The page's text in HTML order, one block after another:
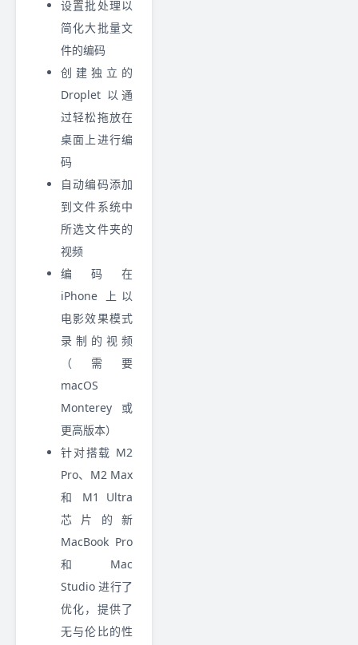
设置批处理以
简化大批量文
件的编码
创建独立的
Droplet 以通
过轻松拖放在
桌面上进行编
码
自动编码添加
到文件系统中
所选文件夹的
视频
编码在
iPhone 上以
电影效果模式
录制的视频
（需要
macOS
Monterey 或
更高版本）
针对搭载 M2
Pro、M2 Max
和 M1 Ultra
芯片的新
MacBook Pro
和 Mac
Studio 进行了
优化，提供了
无与伦比的性